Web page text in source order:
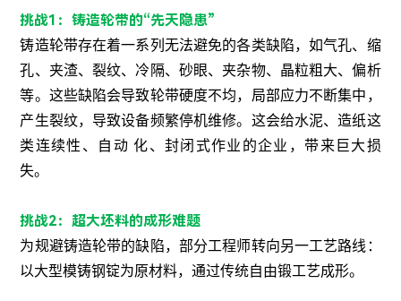
挑战1：铸造轮带的“先天隐患”
铸造轮带存在着一系列无法避免的各类缺陷，如气孔、缩
孔、夹渣、裂纹、冷隔、砂眼、夹杂物、晶粒粗大、偏析
等。这些缺陷会导致轮带硬度不均，局部应力不断集中，
产生裂纹，导致设备频繁停机维修。这会给水泥、造纸这
类连续性、自动 化、封闭式作业的企业，带来巨大损
失。
挑战2：超大坯料的成形难题
为规避铸造轮带的缺陷，部分工程师转向另一工艺路线：
以大型模铸钢锭为原材料，通过传统自由锻工艺成形。